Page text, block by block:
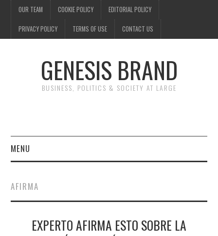
OUR TEAM COOKIE POLICY EDITORIAL POLICY
PRIVACY POLICY TERMS OF USE CONTACT US
GENESIS BRAND
BUSINESS, POLITICS & SOCIETY AT LARGE
MENU
FINANCE
NEWS
AFIRMA
EXPERTO AFIRMA ESTO SOBRE LA